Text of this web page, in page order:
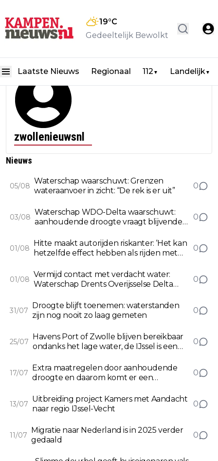
19°C
Gedeeltelijk Bewolkt
Laatste Nieuws Regionaal 112 ▼ Landelijk▼
zwollenieuwsnl
Nieuws
05/08
Waterschap waarschuwt: Grenzen
wateraanvoer in zicht: “De rek is er uit”
0
03/08
Waterschap WDO-Delta waarschuwt:
aanhoudende droogte vraagt blijvende
0
01/08
Hitte maakt autorijden riskanter: ‘Het kan
hetzelfde effect hebben als rijden met
0
01/08
Vermijd contact met verdacht water:
Waterschap Drents Overijsselse Delta
0
31/07
Droogte blijft toenemen: waterstanden
zijn nog nooit zo laag gemeten
0
25/07
Havens Port of Zwolle blijven bereikbaar
ondanks het lage water, de IJssel is een
0
17/07
Extra maatregelen door aanhoudende
droogte en daarom komt er een
0
13/07
Uitbreiding project Kamers met Aandacht
naar regio IJssel-Vecht
0
11/07
Migratie naar Nederland is in 2025 verder
gedaald
0